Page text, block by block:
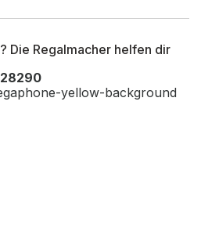
Bodenbefestigung
Die Regalmacher helfen dir